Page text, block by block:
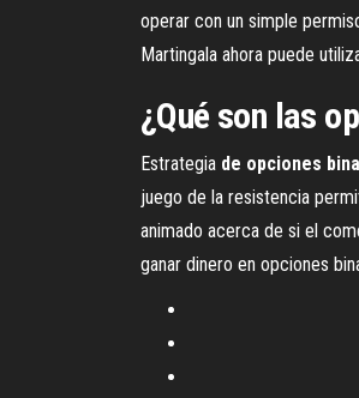
operar con un simple
Martingala ahora puede
¿Qué son las
Estrategia de opciones
juego de la resistencia
animado acerca de si el
ganar dinero en opciones